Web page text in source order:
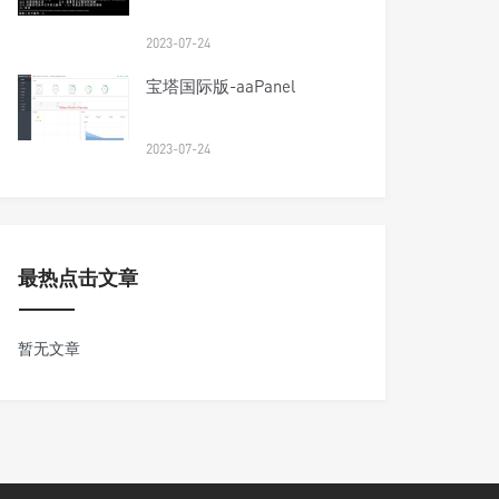
2023-07-24
宝塔国际版-aaPanel
2023-07-24
最热点击文章
暂无文章